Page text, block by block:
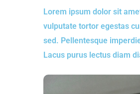
Lorem ipsum dolor sit
vulputate tortor egestas
sed. Pellentesque
Lacus purus lectus diam